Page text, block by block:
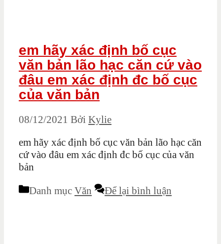
em hãy xác định bố cục
văn bản lão hạc căn cứ vào
đâu em xác định đc bố cục
của văn bản
08/12/2021 Bởi Kylie
em hãy xác định bố cục văn bản lão hạc căn
cứ vào đâu em xác định đc bố cục của văn
bản
Danh mục Văn Để lại bình luận